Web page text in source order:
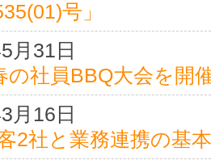
号」
月31日
の社員BBQ大会を開
月16日
2社と業務連携の基